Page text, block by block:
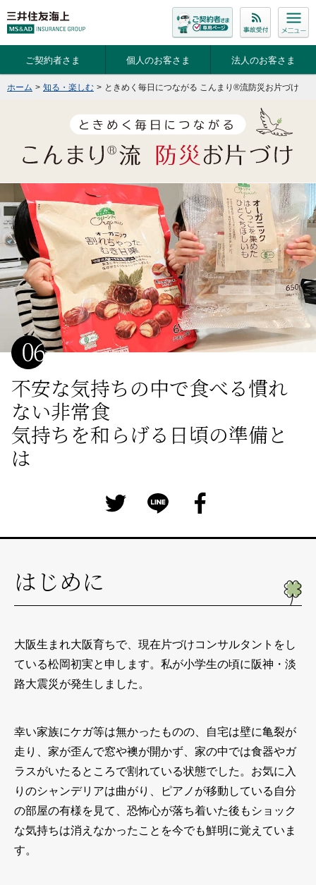
ご契約者さま 個人のお客さま 法人のお客さま
ホーム > 知る・楽しむ > ときめく毎日につながる こんまり®流防災お片づけ
不安な気持ちの中で食べる慣れ
ない非常食
気持ちを和らげる日頃の準備と
は
はじめに
大阪生まれ大阪育ちで、現在片づけコンサルタントをし
ている松岡初実と申します。私が小学生の頃に阪神・淡
路大震災が発生しました。
幸い家族にケガ等は無かったものの、自宅は壁に亀裂が
走り、家が歪んで窓や襖が開かず、家の中では食器やガ
ラスがいたるところで割れている状態でした。お気に入
りのシャンデリアは曲がり、ピアノが移動している自分
の部屋の有様を見て、恐怖心が落ち着いた後もショック
な気持ちは消えなかったことを今でも鮮明に覚えていま
す。